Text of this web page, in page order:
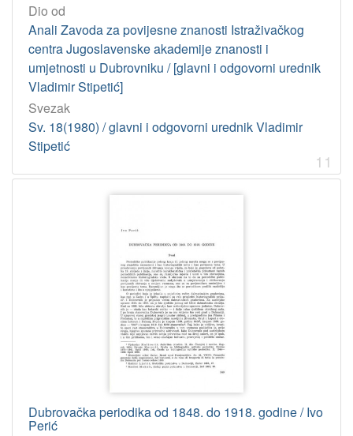
Dio od
Anali Zavoda za povijesne znanosti Istraživačkog
centra Jugoslavenske akademije znanosti i
umjetnosti u Dubrovniku / [glavni i odgovorni urednik
Vladimir Stipetić]
Svezak
Sv. 18(1980) / glavni i odgovorni urednik Vladimir
Stipetić
11
Dubrovačka periodika od 1848. do 1918. godine / Ivo
Perić